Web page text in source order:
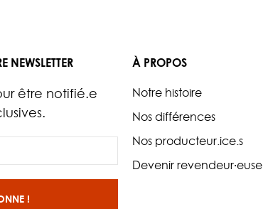
NEWSLETTER
être notifié.e
À PROPOS
Notre histoire
Nos différences
Nos producteur.ice.s
Devenir revendeur·euse